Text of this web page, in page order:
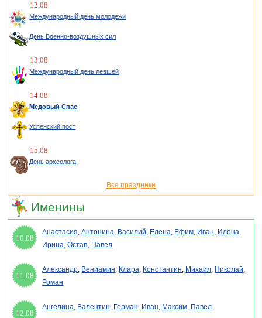
12.08
Международный день молодежи
День Военно-воздушных сил
13.08
Международный день левшей
14.08
Медовый Спас
Успенский пост
15.08
День археолога
Все праздники
Именины
10.08
Анастасия,Антонина, Василий, Елена, Ефим, Иван, Илона,
Ирина,Остап, Павел
11.08
Александр, Вениамин, Клара, Константин, Михаил, Николай,
Роман
12.08
Ангелина, Валентин, Герман, Иван, Максим, Павел